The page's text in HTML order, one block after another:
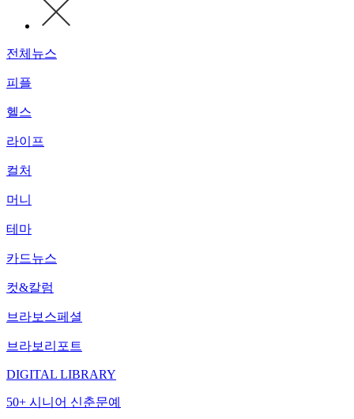
전체뉴스
피플
헬스
라이프
컬처
머니
테마
카드뉴스
컷&칼럼
브라보스페셜
브라보리포트
DIGITAL LIBRARY
50+ 시니어 신춘문예